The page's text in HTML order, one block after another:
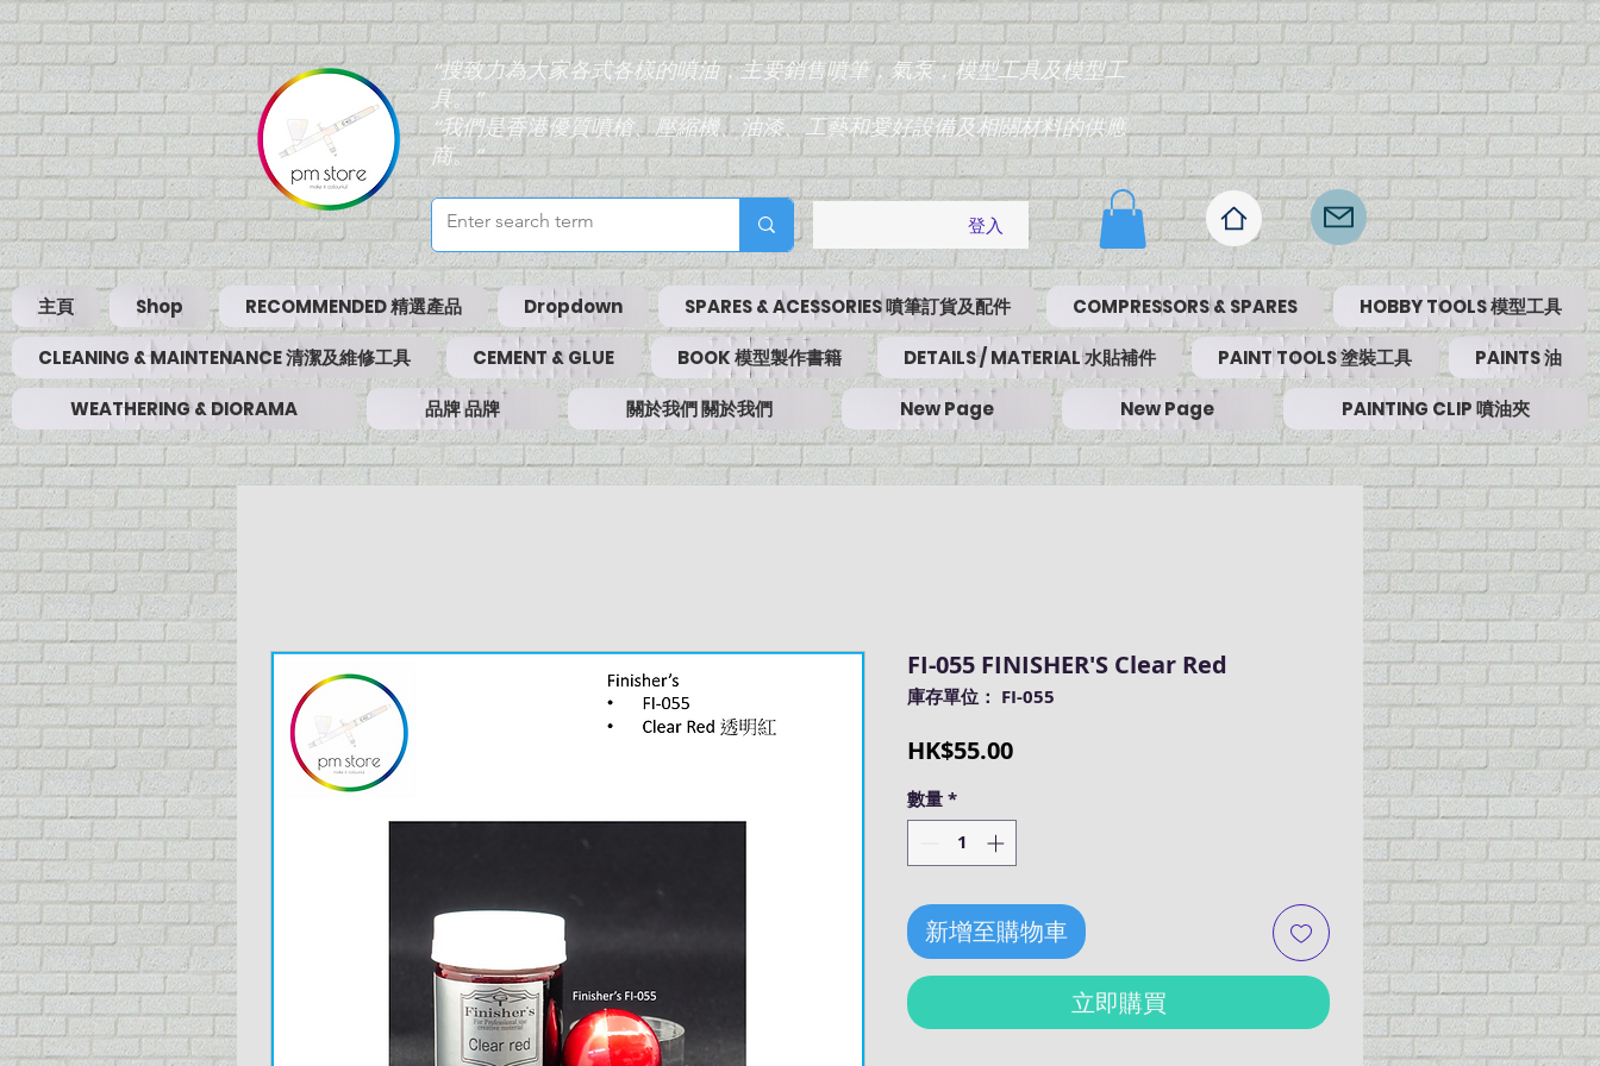
“搜致力為大家各式各樣的噴油，主要銷售噴筆，氣泵，模型工具及模型工
具。”
“我們是香港優質噴槍、壓縮機、油漆、工藝和愛好設備及相關材料的供應
商。”
登入
主頁 Shop RECOMMENDED 精選產品 Dropdown SPARES & ACESSORIES 噴筆訂貨及配件 COMPRESSORS & SPARES HOBBY TOOLS 模型工具
CLEANING & MAINTENANCE 清潔及維修工具 CEMENT & GLUE BOOK 模型製作書籍 DETAILS / MATERIAL 水貼補件 PAINT TOOLS 塗裝工具 PAINTS 油
WEATHERING & DIORAMA 品牌 品牌 關於我們 關於我們 New Page New Page PAINTING CLIP 噴油夾
FI-055 FINISHER'S Clear Red
庫存單位： FI-055
HK$55.00價
數量*
新增至購物車
立即購買